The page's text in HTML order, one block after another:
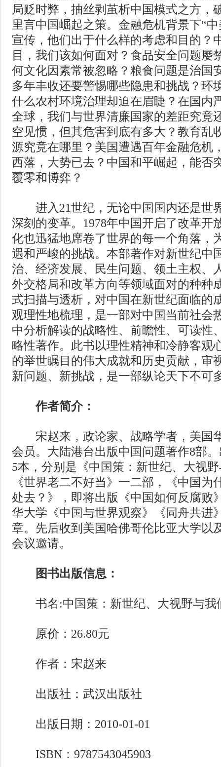
局贬时弊，抽丝剥茧析中国模式之方，
里言中国崛起之策。金融危机背景下“
宣传，他们出于什么样的考虑和目的？
目，我们该如何面对？食品安全问题屡
何文化因素常被忽略？粮食问题是治国
多年丰收还要警惕哪些隐患和挑战？环
什么农村环境治理却迫在眉睫？在国内
全球，我们与世界清廉国家的差距究竟
空见惯，但其危害到底有多大？教育乱
源究竟在哪里？美国遭遇百年金融危机
西落，大势已去？中国和平崛起，能否
覆零和博弈？
进入21世纪，无论中国国内还是世
深刻的变革。1978年中国开启了改革开
化也迅猛地席卷了世界的每一个角落，
遇和严峻的挑战。本部著作对新世纪中
治、经济发展、民生问题、领土主权、
外交格局和改革方向等领域面对的种种
式扫描与透析，对中国在新世纪面临的
观理性地梳理，是一部对中国当前社会
中分析解读的战略性、前瞻性、可读性
略性著作。此书以理性精神和冷静客观
的举世瞩目的伟大成就和历史贡献，审
新问题、新挑战，是一部纵论天下不可
作者简介：
宋赵来，政论家、战略学者，美国
会员。大陆港台出版中国问题著作8部
5本，分别是《中国策：新世纪、大视
《世界老二不好当》一二部，《中国为
处去？》，即将出版《中国如何反腐败
华大学《中国与世界观察》《同舟共进
章。先后收到美国哈佛哥伦比亚大学以
会议邀请。
图书出版信息：
书名:中国策：新世纪、大视野与我
原价：26.80元
作者：宋赵来
出版社：武汉出版社
出版日期：2010-01-01
ISBN：9787543045903